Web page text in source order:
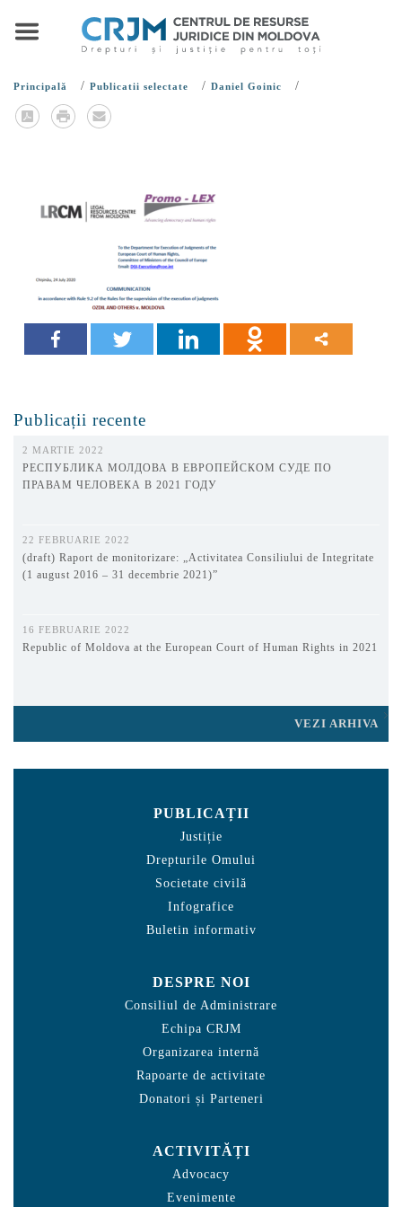
Principală / Publicatii selectate / Daniel Goinic /
Publicații recente
2 MARTIE 2022
РЕСПУБЛИКА МОЛДОВА В ЕВРОПЕЙСКОМ СУДЕ ПО
ПРАВАМ ЧЕЛОВЕКА В 2021 ГОДУ
22 FEBRUARIE 2022
(draft) Raport de monitorizare: „Activitatea Consiliului de Integritate
(1 august 2016 – 31 decembrie 2021)”
16 FEBRUARIE 2022
Republic of Moldova at the European Court of Human Rights in 2021
VEZI ARHIVA
PUBLICAȚII
Justiție
Drepturile Omului
Societate civilă
Infografice
Buletin informativ
DESPRE NOI
Consiliul de Administrare
Echipa CRJM
Organizarea internă
Rapoarte de activitate
Donatori și Parteneri
ACTIVITĂȚI
Advocacy
Evenimente